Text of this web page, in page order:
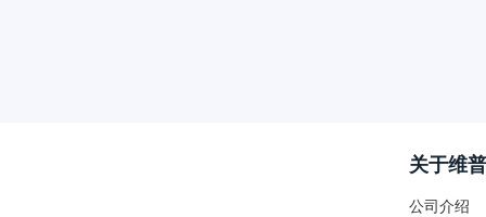
关于维普
公司介绍